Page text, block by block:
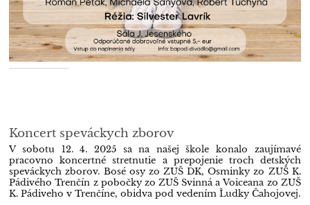
Koncert speváckych zborov
V sobotu 12. 4. 2025 sa na našej škole konalo zaujímavé
pracovno koncertné stretnutie a prepojenie troch detských
speváckych zborov. Bosé osy zo ZUŠ DK, Osminky zo ZUŠ K.
Pádivého Trenčín z pobočky zo ZUŠ Svinná a Voiceana zo ZUŠ
K. Pádiveho v Trenčíne, obidva pod vedením Ľudky Čahojovej.